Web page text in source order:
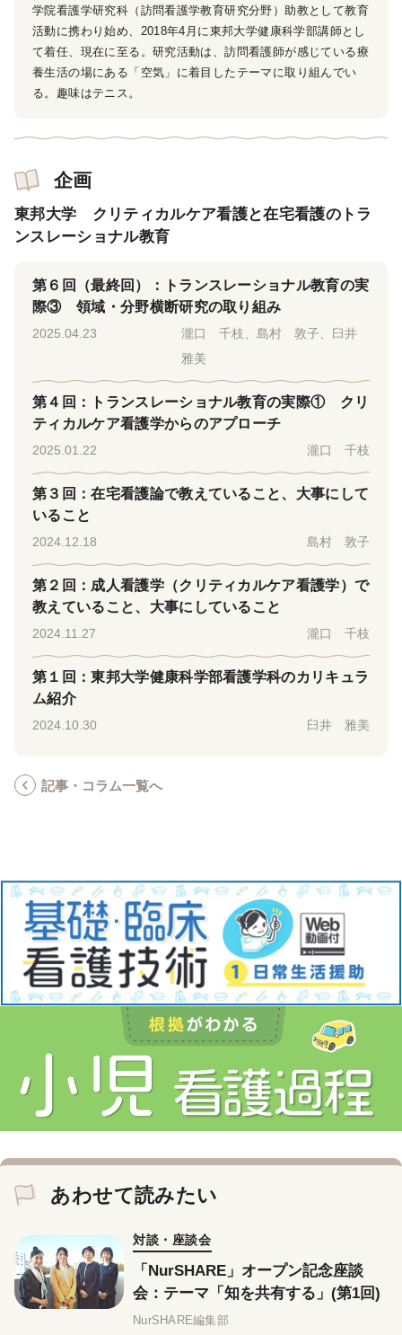
学院看護学研究科（訪問看護学教育研究分野）助教として教育
活動に携わり始め、2018年4月に東邦大学健康科学部講師とし
て着任、現在に至る。研究活動は、訪問看護師が感じている療
養生活の場にある「空気」に着目したテーマに取り組んでい
る。趣味はテニス。
企画
東邦大学 クリティカルケア看護と在宅看護のトラ
ンスレーショナル教育
第６回（最終回）：トランスレーショナル教育の実
際③ 領域・分野横断研究の取り組み
2025.04.23
瀧口 千枝、島村 敦子、臼井
雅美
第４回：トランスレーショナル教育の実際① クリ
ティカルケア看護学からのアプローチ
2025.01.22 瀧口 千枝
第３回：在宅看護論で教えていること、大事にして
いること
2024.12.18 島村 敦子
第２回：成人看護学（クリティカルケア看護学）で
教えていること、大事にしていること
2024.11.27 瀧口 千枝
第１回：東邦大学健康科学部看護学科のカリキュラ
ム紹介
2024.10.30 臼井 雅美
記事・コラム一覧へ
あわせて読みたい
対談・座談会
「NurSHARE」オープン記念座談
会：テーマ「知を共有する」(第1回)
NurSHARE編集部